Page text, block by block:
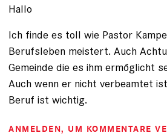
Hallo
Ich finde es toll wie Pastor
Berufsleben meistert. Auch
Gemeinde die es ihm ermőglicht
Auch wenn er nicht verbeamtet
Beruf ist wichtig.
ANMELDEN, UM KOMMENTARE